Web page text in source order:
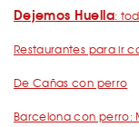
Dejemos Huella:
Restaurantes para ir
De Cañas con perro
Barcelona con perro: